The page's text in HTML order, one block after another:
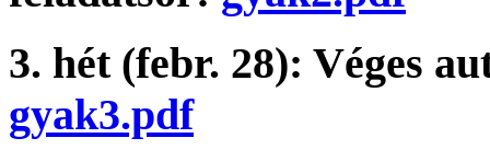
3. hét (febr. 28): Véges
gyak3.pdf